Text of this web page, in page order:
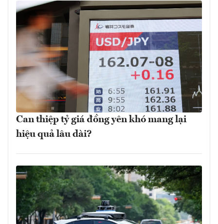
Can thiệp tỷ giá đồng yên khó mang lại
hiệu quả lâu dài?